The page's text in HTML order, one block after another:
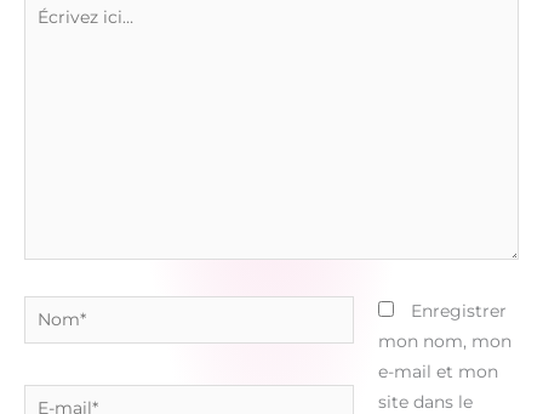
Nom*
E-
Enregistrer
mon nom, mon
e-mail et mon
site dans le